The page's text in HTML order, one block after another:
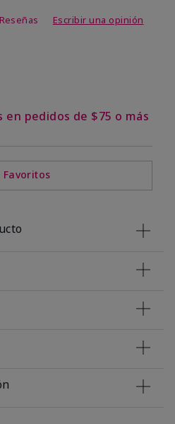
4,7 de 5Escribir una opinión
en pedidos de $75 o más
Favoritos